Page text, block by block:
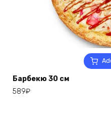
Барбекю 30 см
589₽